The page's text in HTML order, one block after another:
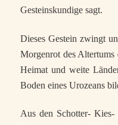
Gesteinskundige sagt.
Dieses Gestein zwingt
Morgenrot des
Heimat und weite
Boden eines Urozeans
Aus den Schotter- Kies-